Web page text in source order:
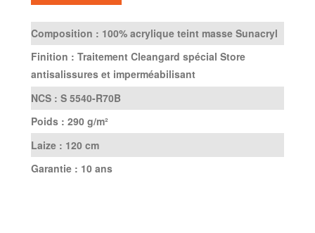
Composition : 100% acrylique teint masse Sunacryl
Finition : Traitement Cleangard spécial Store
antisalissures et imperméabilisant
NCS : S 5540-R70B
Poids : 290 g/m²
Laize : 120 cm
Garantie : 10 ans